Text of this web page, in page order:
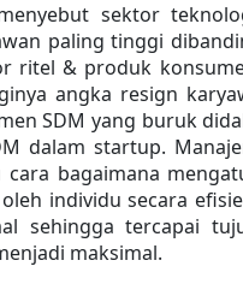
sektor
paling tinggi
ritel & produk
angka resign
SDM yang buruk
dalam startup.
bagaimana
individu secara
sehingga tercapai
maksimal.